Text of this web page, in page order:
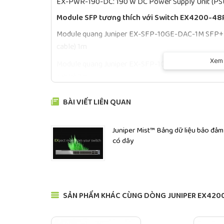
Module SFP tương thích với Switch EX4200-
Module quang Juniper EX-SFP-10GE-DAC-1M
Module quang Juniper EX-SFP-10GE-DAC-3M
Module quang Juniper EX-SFP-10GE-DAC-5M
cable) 5m
Module quang Juniper EX-SFP-10GE-DAC-7M
cable) 7m
Module quang Juniper EX-SFP-10GE-ER SFP+
SẢN PHẨMJUNIPER EX4200-48PX
ĐƯỢC PHÂN
BÀI VIẾT LIÊN QUAN
Juniper Mist™ Bảng dữ liệu bảo đảm
có dây
SẢN PHẨM KHÁC CÙNG DÒNG JUNIPER